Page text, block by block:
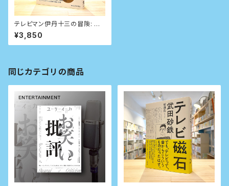
テレビマン伊丹十三の冒険: テ
レビは映画より面白い?
¥3,850
同じカテゴリの商品